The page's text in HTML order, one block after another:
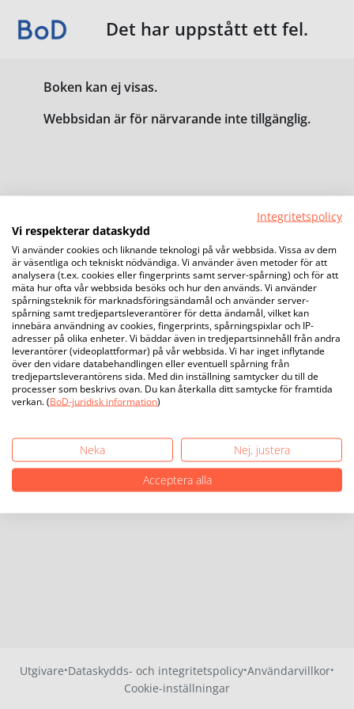
Det har uppstått ett fel.
Boken kan ej visas.
Webbsidan är för närvarande inte tillgänglig.
Utgivare·Dataskydds- och integritetspolicy·Användarvillkor·
Cookie-inställningar
Integritetspolicy
Vi respekterar dataskydd
Vi använder cookies och liknande teknologi på vår webbsida. Vissa av dem
är väsentliga och tekniskt nödvändiga. Vi använder även metoder för att
analysera (t.ex. cookies eller fingerprints samt server-spårning) och för att
mäta hur ofta vår webbsida besöks och hur den används. Vi använder
spårningsteknik för marknadsföringsändamål och använder server-
spårning samt tredjepartsleverantörer för detta ändamål, vilket kan
innebära användning av cookies, fingerprints, spårningspixlar och IP-
adresser på olika enheter. Vi bäddar även in tredjepartsinnehåll från andra
leverantörer (videoplattformar) på vår webbsida. Vi har inget inflytande
över den vidare databehandlingen eller eventuell spårning från
tredjepartsleverantörens sida. Med din inställning samtycker du till de
processer som beskrivs ovan. Du kan återkalla ditt samtycke för framtida
verkan. (BoD-juridisk information)
Neka
Nej, justera
Acceptera alla